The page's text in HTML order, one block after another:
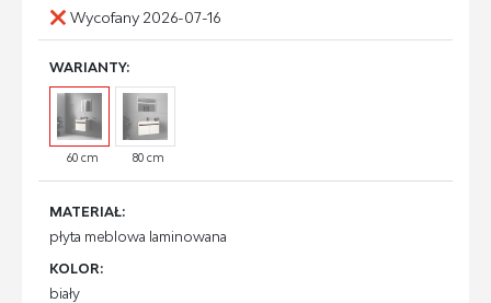
Wycofany 2026-07-16
WARIANTY:
60 cm 80 cm
MATERIAŁ:
płyta meblowa laminowana
KOLOR:
biały